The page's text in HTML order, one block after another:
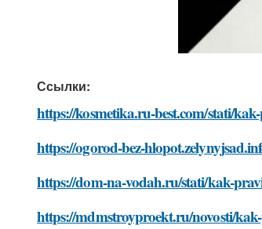
Ссылки:
https://kosmetika.ru-best.com/stati/
https://ogorod-bez-
https://dom-na-vodah.ru/stati/kak-
https://mdmstroyproekt.ru/novosti/